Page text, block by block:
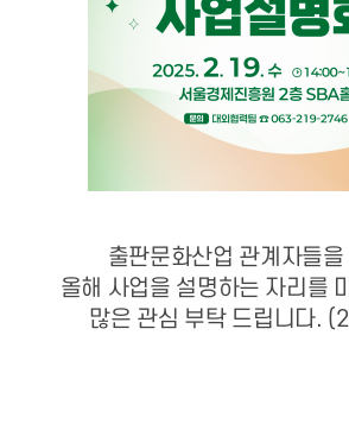
출판문화산업 관계자들
올해 사업을 설명하는 자리를
많은 관심 부탁 드립니다.